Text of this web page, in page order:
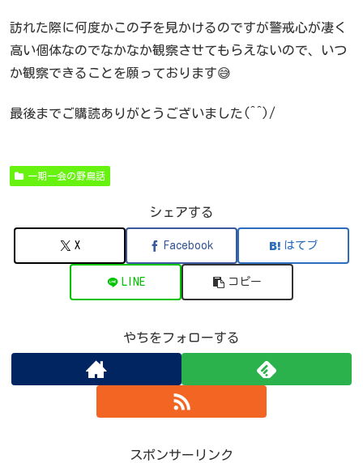
訪れた際に何度かこの子を見かけるのですが警戒心が凄く
高い個体なのでなかなか観察させてもらえないので、いつ
か観察できることを願っております😅
最後までご購読ありがとうございました(^^)/
一期一会の野鳥話
シェアする
X Facebook はてブ
LINE コピー
やちをフォローする
スポンサーリンク